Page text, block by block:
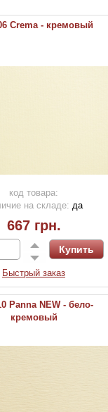
Crema - кремовый
код товара:
на складе: да
667 грн.
Быстрый заказ
Panna NEW - бело-
кремовый